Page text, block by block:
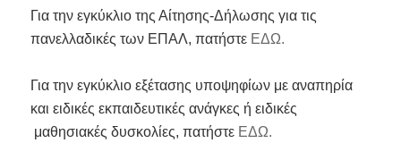
Για την εγκύκλιο της Αίτησης-Δήλωσης για τις
πανελλαδικές των ΕΠΑΛ, πατήστε ΕΔΩ.
Για την εγκύκλιο εξέτασης υποψηφίων με αναπηρία
και ειδικές εκπαιδευτικές ανάγκες ή ειδικές
μαθησιακές δυσκολίες, πατήστε ΕΔΩ.